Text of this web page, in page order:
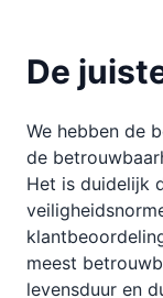
De
We hebben de
de
Het is duidelijk
meest
levensduur en